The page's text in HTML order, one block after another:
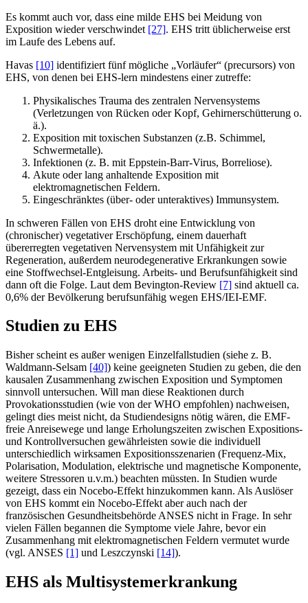
Es kommt auch vor, dass eine milde EHS bei Meidung von
Exposition wieder verschwindet [27]. EHS tritt üblicherweise erst
im Laufe des Lebens auf.
Havas [10] identifiziert fünf mögliche „Vorläufer“ (precursors) von
EHS, von denen bei EHS-lern mindestens einer zutreffe:
Physikalisches Trauma des zentralen Nervensystems
(Verletzungen von Rücken oder Kopf, Gehirnerschütterung o.
ä.).
Exposition mit toxischen Substanzen (z.B. Schimmel,
Schwermetalle).
Infektionen (z. B. mit Eppstein-Barr-Virus, Borreliose).
Akute oder lang anhaltende Exposition mit
elektromagnetischen Feldern.
Eingeschränktes (über- oder unteraktives) Immunsystem.
In schweren Fällen von EHS droht eine Entwicklung von
(chronischer) vegetativer Erschöpfung, einem dauerhaft
übererregten vegetativen Nervensystem mit Unfähigkeit zur
Regeneration, außerdem neurodegenerative Erkrankungen sowie
eine Stoffwechsel-Entgleisung. Arbeits- und Berufsunfähigkeit sind
dann oft die Folge. Laut dem Bevington-Review [7] sind aktuell ca.
0,6% der Bevölkerung berufsunfähig wegen EHS/IEI-EMF.
Studien zu EHS
Bisher scheint es außer wenigen Einzelfallstudien (siehe z. B.
Waldmann-Selsam [40]) keine geeigneten Studien zu geben, die den
kausalen Zusammenhang zwischen Exposition und Symptomen
sinnvoll untersuchen. Will man diese Reaktionen durch
Provokationsstudien (wie von der WHO empfohlen) nachweisen,
gelingt dies meist nicht, da Studiendesigns nötig wären, die EMF-
freie Anreisewege und lange Erholungszeiten zwischen Expositions-
und Kontrollversuchen gewährleisten sowie die individuell
unterschiedlich wirksamen Expositionsszenarien (Frequenz-Mix,
Polarisation, Modulation, elektrische und magnetische Komponente,
weitere Stressoren u.v.m.) beachten müssten. In Studien wurde
gezeigt, dass ein Nocebo-Effekt hinzukommen kann. Als Auslöser
von EHS kommt ein Nocebo-Effekt aber auch nach der
französischen Gesundheitsbehörde ANSES nicht in Frage. In sehr
vielen Fällen begannen die Symptome viele Jahre, bevor ein
Zusammenhang mit elektromagnetischen Feldern vermutet wurde
(vgl. ANSES [1] und Leszczynski [14]).
EHS als Multisystemerkrankung